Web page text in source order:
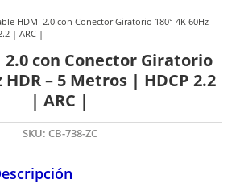
HDMI 2.0 con Conector Giratorio 180° 4K 60Hz
| ARC |
2.0 con Conector Giratorio
HDR – 5 Metros | HDCP 2.2
| ARC |
SKU: CB-738-ZC